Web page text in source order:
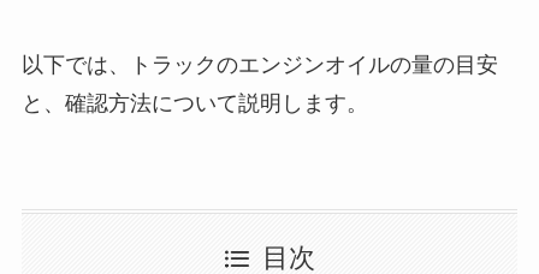
以下では、トラックのエンジンオイルの量の目安
と、確認方法について説明します。
目次